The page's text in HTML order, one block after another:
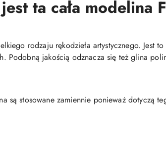
ta cała modelina
rodzaju rękodzieła artystycznego. Jest
Podobną jakością odznacza się też glina
są stosowane zamiennie ponieważ dotyczą